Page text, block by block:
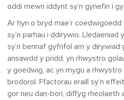
oddi mewn iddynt sy’n gynefin i
Ar hyn o bryd mae’r
sy’n parhau i ddirywio. Lledaeniad y
sy’n bennaf gyfrifol am y dirywiad
ansawdd y pridd, yn rhwystro
y goedwig, ac yn mygu a
brodorol. Ffactorau eraill sy’n
gor neu dan-bori, diffyg rheolaeth